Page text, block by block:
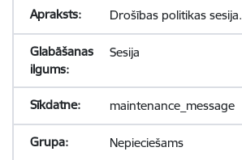
Drošības politikas sesija.
Sesija
maintenance_message
Nepieciešams